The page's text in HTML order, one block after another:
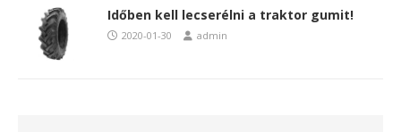
Időben kell lecserélni a traktor gumit!
2020-01-30 admin